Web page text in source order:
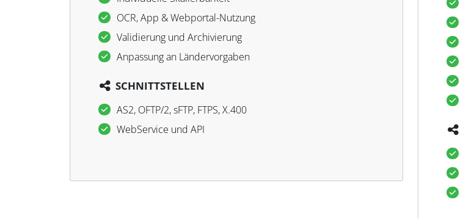
OCR, App & Webportal-Nutzung
Validierung und Archivierung
Anpassung an Ländervorgaben
SCHNITTSTELLEN
AS2, OFTP/2, sFTP, FTPS, X.400
WebService und API